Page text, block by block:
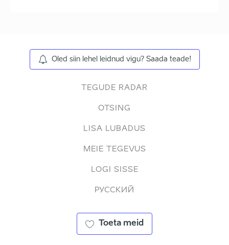
Oled siin lehel leidnud vigu? Saada teade!
TEGUDE RADAR
OTSING
LISA LUBADUS
MEIE TEGEVUS
LOGI SISSE
РУССКИЙ
Toeta meid